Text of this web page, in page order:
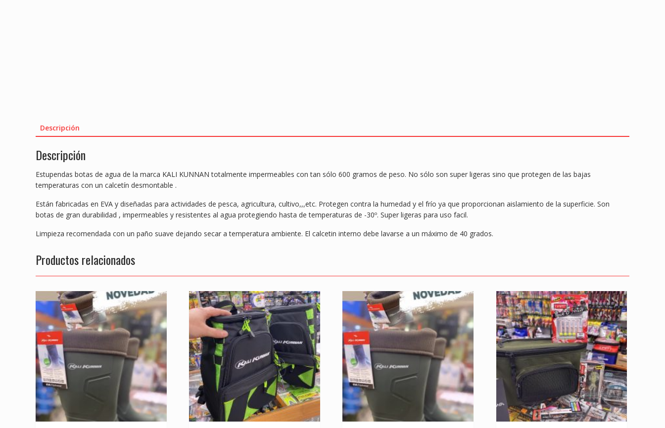
Descripción
Descripción
Estupendas botas de agua de la marca KALI KUNNAN totalmente impermeables con tan sólo 600 gramos de peso. No sólo son super ligeras sino que protegen de las bajas
temperaturas con un calcetín desmontable .
Están fabricadas en EVA y diseñadas para actividades de pesca, agricultura, cultivo,,,etc. Protegen contra la humedad y el frío ya que proporcionan aislamiento de la superficie. Son
botas de gran durabilidad , impermeables y resistentes al agua protegiendo hasta de temperaturas de -30º. Super ligeras para uso facil.
Limpieza recomendada con un paño suave dejando secar a temperatura ambiente. El calcetin interno debe lavarse a un máximo de 40 grados.
Productos relacionados